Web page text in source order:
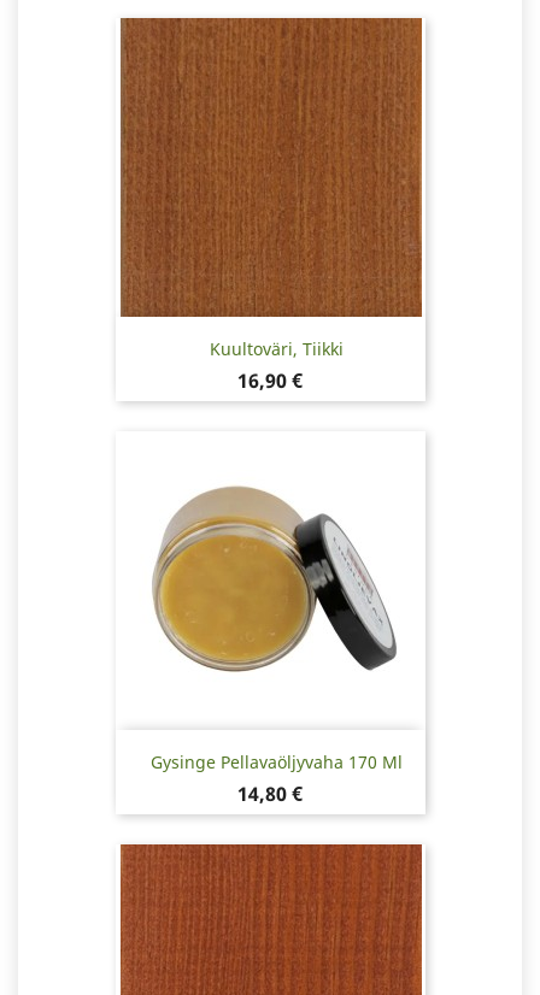
Kuultoväri, Tiikki
Hinta
16,90 €
Gysinge Pellavaöljyvaha 170 Ml
Hinta
14,80 €